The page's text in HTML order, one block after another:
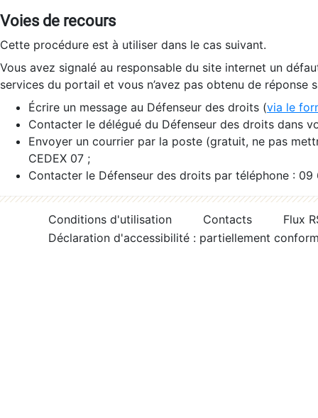
Voies de recours
Cette procédure est à utiliser dans le cas suivant.
Vous avez signalé au responsable du site internet un
services du portail et vous n’avez pas obtenu de réponse
Écrire un message au Défenseur des droits (via le
Contacter le délégué du Défenseur des droits dans
Envoyer un courrier par la poste (gratuit, ne pas
CEDEX 07 ;
Contacter le Défenseur des droits par téléphone :
Conditions d'utilisation Contacts
Flux
Déclaration d'accessibilité : partiellement